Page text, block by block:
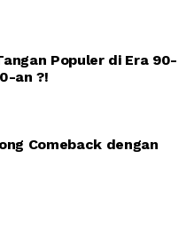
Populer di Era 90-
an ?!
Comeback dengan